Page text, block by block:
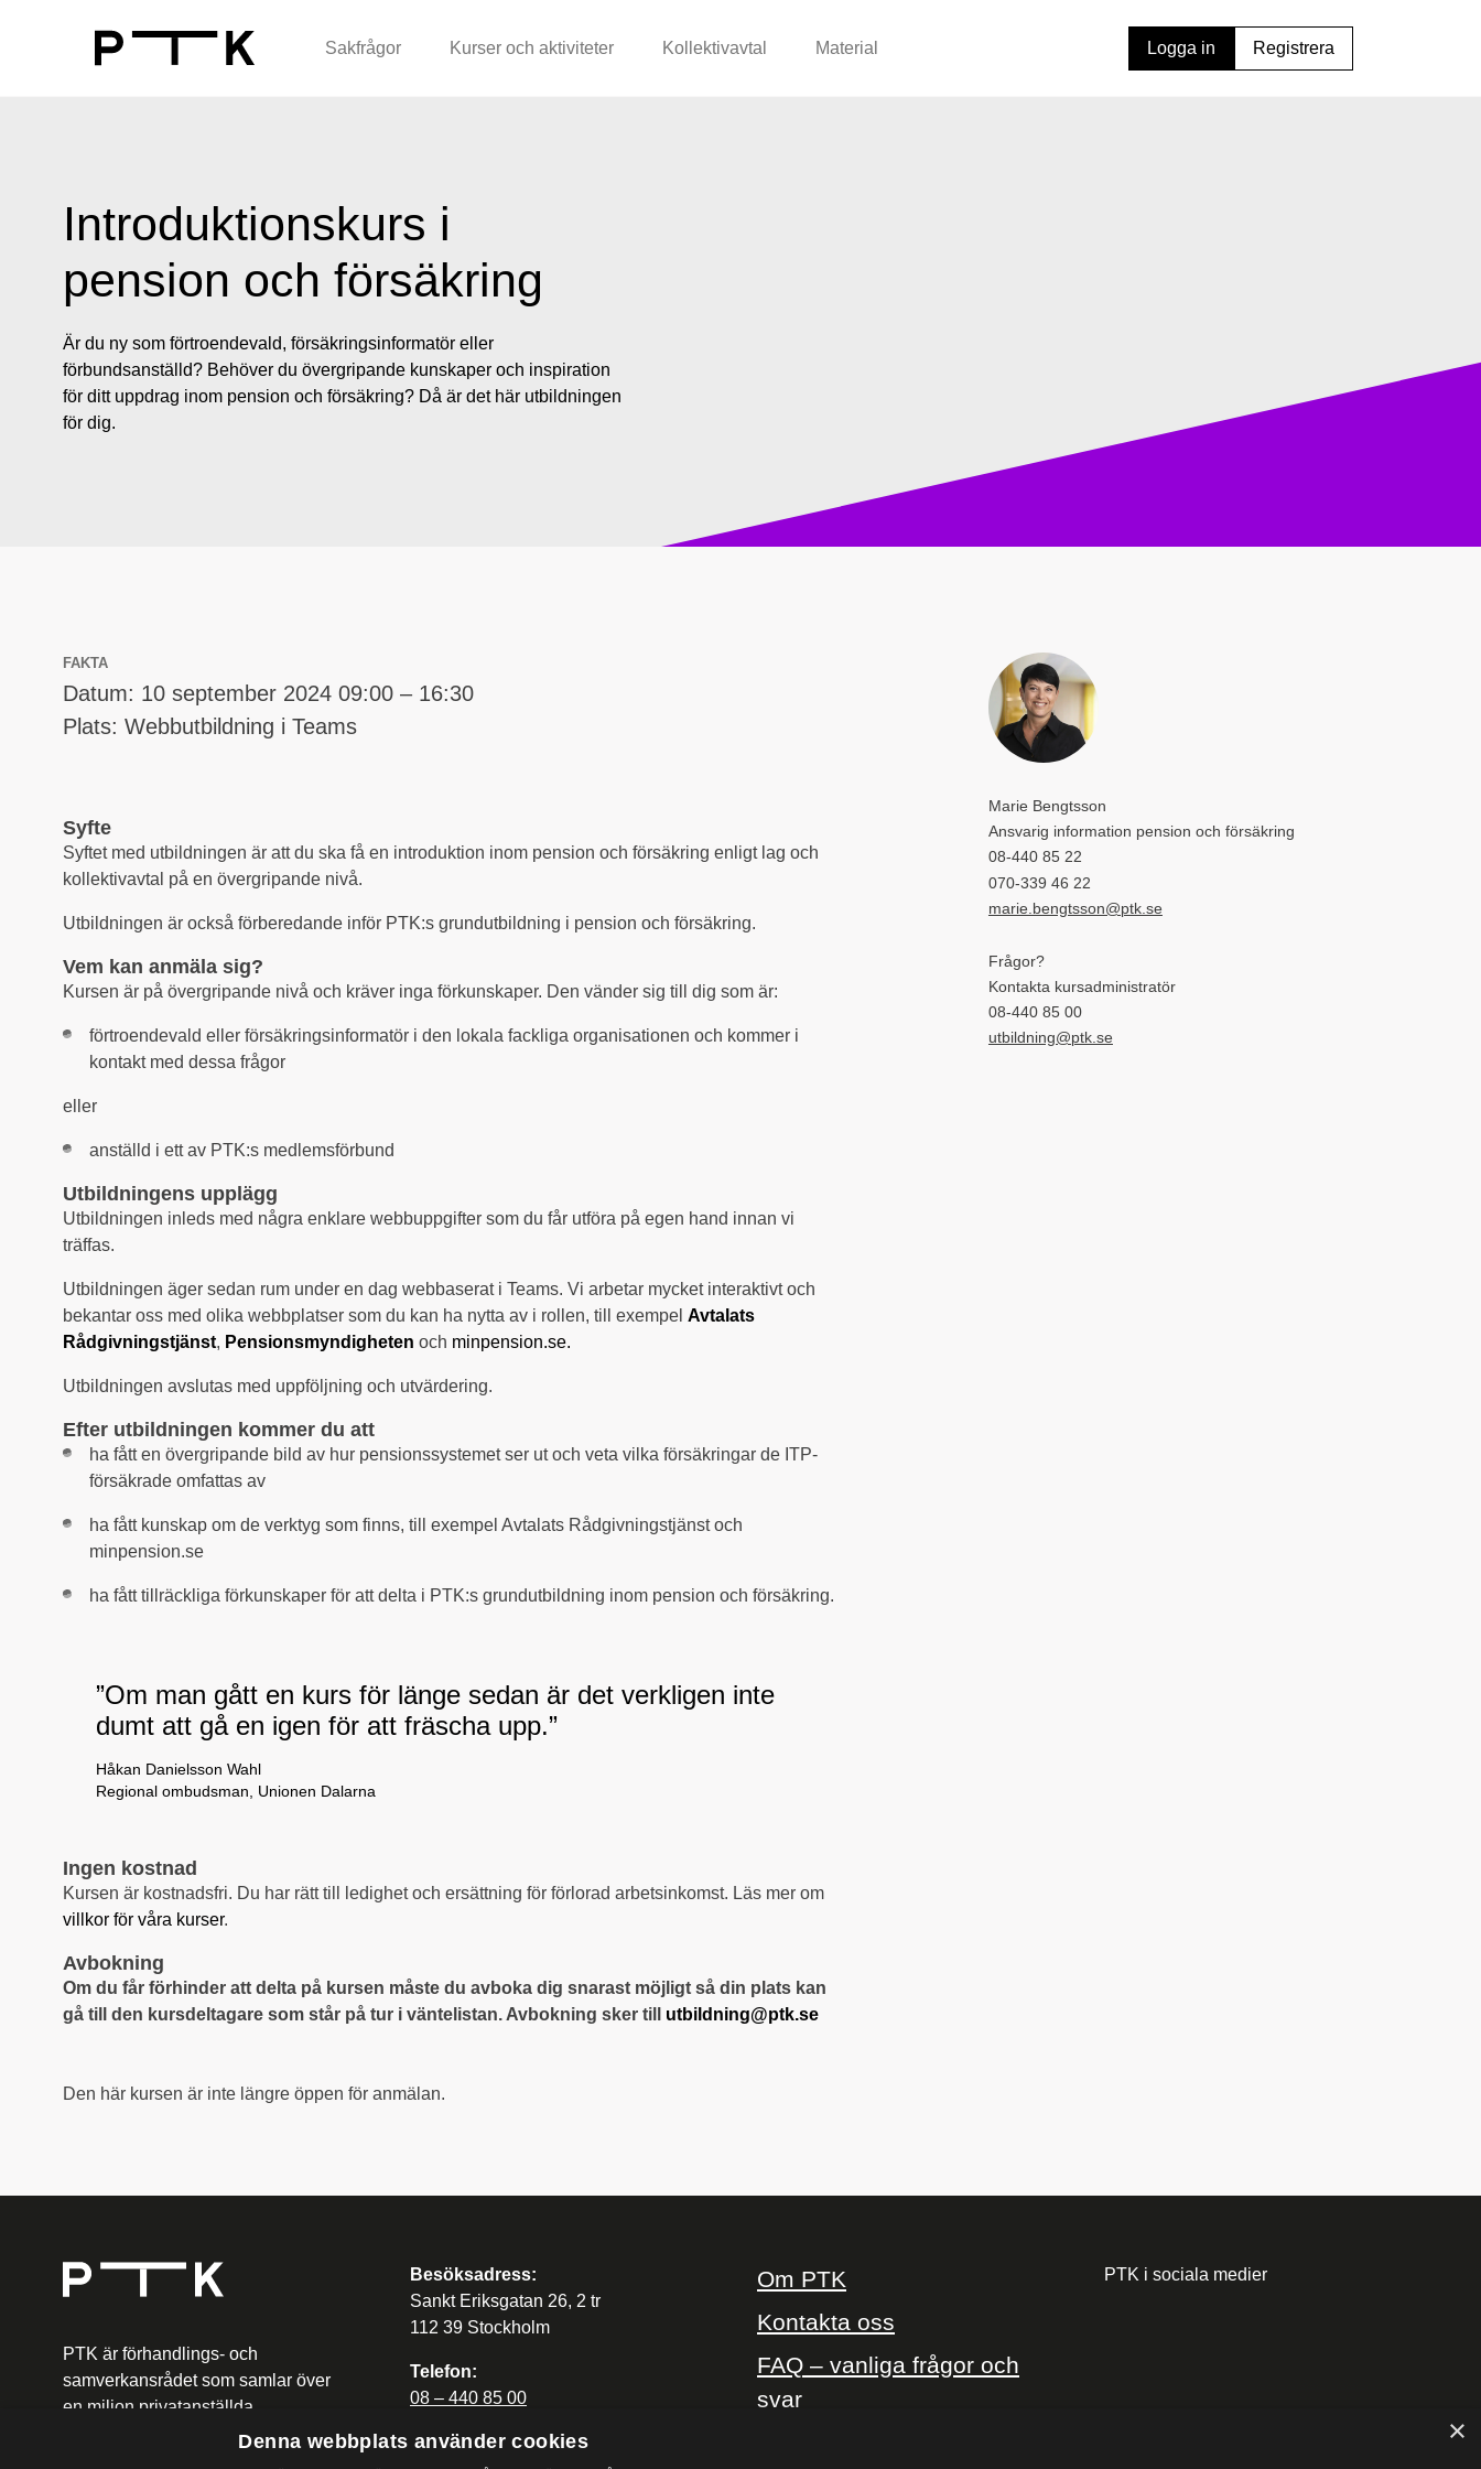
Sakfrågor Kurser och aktiviteter Kollektivavtal Material Logga in Registrera
Introduktionskurs i
pension och försäkring
Är du ny som förtroendevald, försäkringsinformatör eller
förbundsanställd? Behöver du övergripande kunskaper och inspiration
för ditt uppdrag inom pension och försäkring? Då är det här utbildningen
för dig.
FAKTA
Datum: 10 september 2024 09:00 – 16:30
Plats: Webbutbildning i Teams
Syfte
Syftet med utbildningen är att du ska få en introduktion inom pension och försäkring enligt lag och
kollektivavtal på en övergripande nivå.
Utbildningen är också förberedande inför PTK:s grundutbildning i pension och försäkring.
Vem kan anmäla sig?
Kursen är på övergripande nivå och kräver inga förkunskaper. Den vänder sig till dig som är:
förtroendevald eller försäkringsinformatör i den lokala fackliga organisationen och kommer i
kontakt med dessa frågor
eller
anställd i ett av PTK:s medlemsförbund
Utbildningens upplägg
Utbildningen inleds med några enklare webbuppgifter som du får utföra på egen hand innan vi
träffas.
Utbildningen äger sedan rum under en dag webbaserat i Teams. Vi arbetar mycket interaktivt och
bekantar oss med olika webbplatser som du kan ha nytta av i rollen, till exempel Avtalats
Rådgivningstjänst, Pensionsmyndigheten och minpension.se.
Utbildningen avslutas med uppföljning och utvärdering.
Efter utbildningen kommer du att
ha fått en övergripande bild av hur pensionssystemet ser ut och veta vilka försäkringar de ITP-
försäkrade omfattas av
ha fått kunskap om de verktyg som finns, till exempel Avtalats Rådgivningstjänst och
minpension.se
ha fått tillräckliga förkunskaper för att delta i PTK:s grundutbildning inom pension och försäkring.
”Om man gått en kurs för länge sedan är det verkligen inte
dumt att gå en igen för att fräscha upp.”
Håkan Danielsson Wahl
Regional ombudsman, Unionen Dalarna
Ingen kostnad
Kursen är kostnadsfri. Du har rätt till ledighet och ersättning för förlorad arbetsinkomst. Läs mer om
villkor för våra kurser.
Avbokning
Om du får förhinder att delta på kursen måste du avboka dig snarast möjligt så din plats kan
gå till den kursdeltagare som står på tur i väntelistan. Avbokning sker till utbildning@ptk.se
Den här kursen är inte längre öppen för anmälan.
Marie Bengtsson
Ansvarig information pension och försäkring
08-440 85 22
070-339 46 22
marie.bengtsson@ptk.se
Frågor?
Kontakta kursadministratör
08-440 85 00
utbildning@ptk.se
PTK är förhandlings- och
samverkansrådet som samlar över
en miljon privatanställda
tjänstemän i 26 fackförbund.
Besöksadress:
Sankt Eriksgatan 26, 2 tr
112 39 Stockholm
Telefon:
08 – 440 85 00
E-post:
Om PTK
Kontakta oss
FAQ – vanliga frågor och
svar
PTK i sociala medier
×
Denna webbplats använder cookies